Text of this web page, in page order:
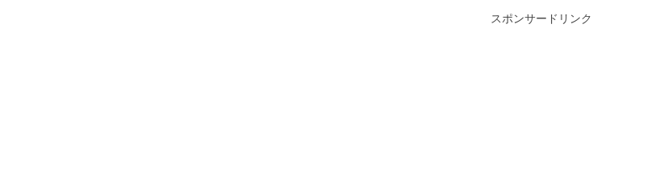
スポンサードリンク